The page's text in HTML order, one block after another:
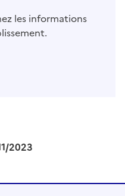
les informations
2023